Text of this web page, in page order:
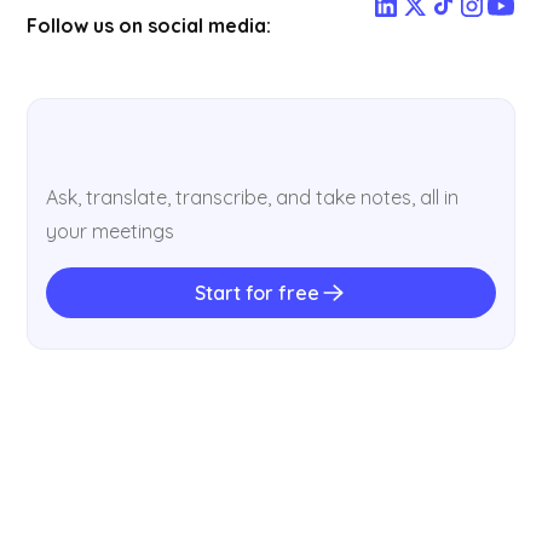
Follow us on social media:
Ask, translate, transcribe, and take notes, all in
your meetings
Start for free